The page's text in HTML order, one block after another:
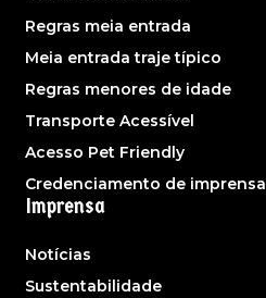
Regras meia entrada
Meia entrada traje típico
Regras menores de idade
Transporte Acessível
Acesso Pet Friendly
Credenciamento de imprensa
Imprensa
Notícias
Sustentabilidade